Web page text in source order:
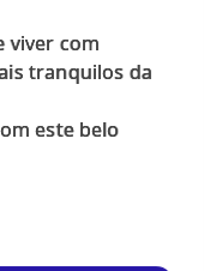
viver com
tranquilos da
este belo